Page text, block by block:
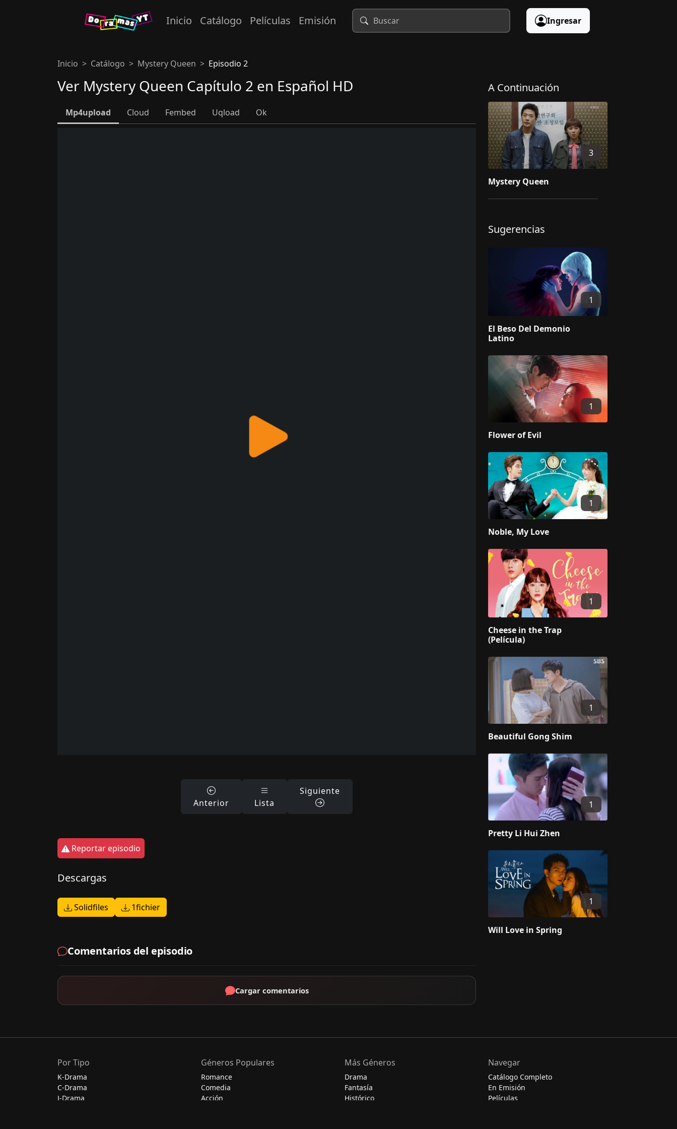
Inicio Catálogo Películas Emisión Ingresar
Inicio Catálogo Mystery Queen Episodio 2
Ver Mystery Queen Capítulo 2 en Español HD
Mp4upload Cloud Fembed Uqload Ok
Anterior Lista
Siguiente
Reportar episodio
Descargas
Solidfiles 1fichier
Comentarios del episodio
Cargar comentarios
A Continuación
3
Mystery Queen
Sugerencias
1
El Beso Del Demonio
Latino
1
Flower of Evil
1
Noble, My Love
1
Cheese in the Trap
(Película)
1
Beautiful Gong Shim
1
Pretty Li Hui Zhen
1
Will Love in Spring
Por Tipo
K-Drama
C-Drama
J-Drama
Géneros Populares
Romance
Comedia
Acción
Más Géneros
Drama
Fantasía
Histórico
Navegar
Catálogo Completo
En Emisión
Películas